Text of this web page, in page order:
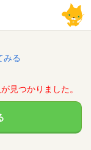
みる
見つかりました。